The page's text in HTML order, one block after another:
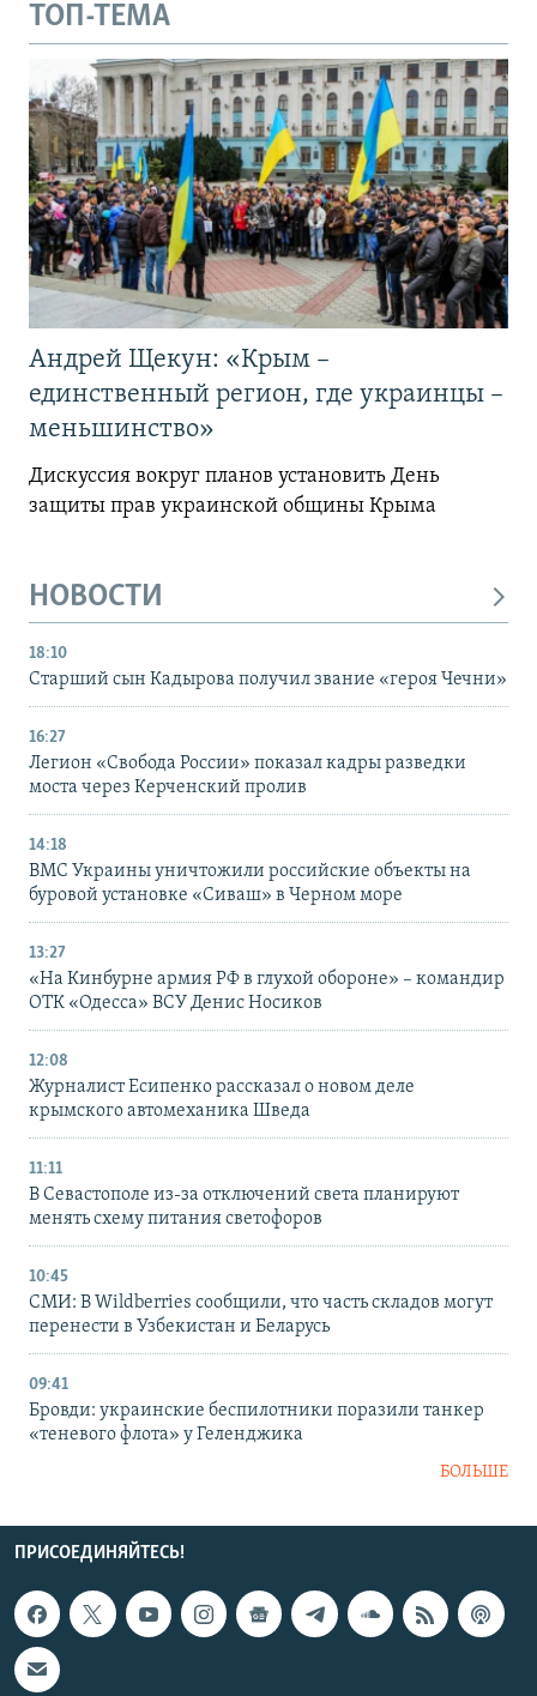
ТОП-ТЕМА
Андрей Щекун: «Крым –
единственный регион, где украинцы –
меньшинство»
Дискуссия вокруг планов установить День
защиты прав украинской общины Крыма
НОВОСТИ
18:10
Старший сын Кадырова получил звание «героя Чечни»
16:27
Легион «Свобода России» показал кадры разведки
моста через Керченский пролив
14:18
ВМС Украины уничтожили российские объекты на
буровой установке «Сиваш» в Черном море
13:27
«На Кинбурне армия РФ в глухой обороне» – командир
ОТК «Одесса» ВСУ Денис Носиков
12:08
Журналист Есипенко рассказал о новом деле
крымского автомеханика Шведа
11:11
В Севастополе из-за отключений света планируют
менять схему питания светофоров
10:45
СМИ: В Wildberries сообщили, что часть складов могут
перенести в Узбекистан и Беларусь
09:41
Бровди: украинские беспилотники поразили танкер
«теневого флота» у Геленджика
БОЛЬШЕ
ПРИСОЕДИНЯЙТЕСЬ!